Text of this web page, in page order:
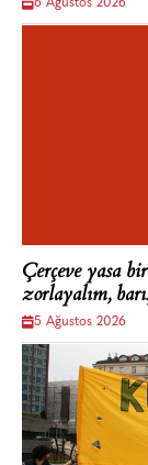
6 Ağustos 2026
Çerçeve yasa
zorlayalım,
5 Ağustos 2026